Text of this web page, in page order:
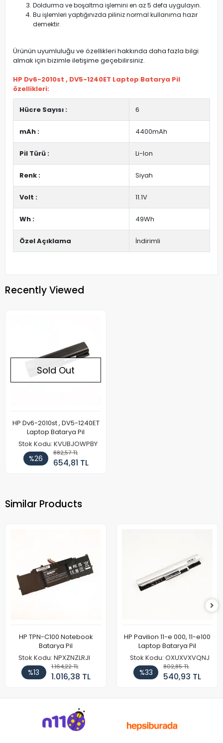
Doldurma ve boşaltma işlemini en az 5 defa uygulayın.
Bu işlemleri yaptığınızda piliniz normal kullanıma hazır
demektir.
Ürünün uyumluluğu ve özellikleri hakkında daha fazla bilgi
almak için bizimle iletişime geçebilirsiniz.
HP Dv6-2010st , DV5-1240ET Laptop Batarya Pil
özellikleri:
Hücre Sayısı : 6
mAh : 4400mAh
Pil Türü : Li-Ion
Renk : Siyah
Volt : 11.1V
Wh : 49Wh
Özel Açıklama İndirimli
Recently Viewed
Sold Out
HP Dv6-2010st , DV5-1240ET
Laptop Batarya Pil
Stok Kodu: KVUBJOWPBY
%26
882,57 TL
654,81 TL
Similar Products
HP TPN-C100 Notebook
Batarya Pil
Stok Kodu: NPXZNZLRJI
%13
1.164,22 TL
1.016,38 TL
HP Pavilion 11-e 000, 11-e100
Laptop Batarya Pil
Stok Kodu: OXUXVXVQNJ
%33
802,85 TL
540,93 TL